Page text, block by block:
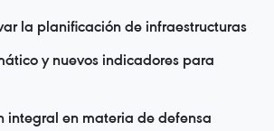
la planificación de infraestructuras
y nuevos indicadores para
integral en materia de defensa